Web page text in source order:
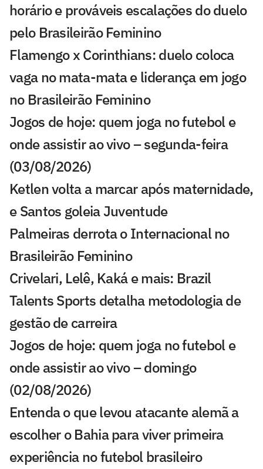
horário e prováveis escalações do duelo
pelo Brasileirão Feminino
Flamengo x Corinthians: duelo coloca
vaga no mata-mata e liderança em jogo
no Brasileirão Feminino
Jogos de hoje: quem joga no futebol e
onde assistir ao vivo – segunda-feira
(03/08/2026)
Ketlen volta a marcar após maternidade,
e Santos goleia Juventude
Palmeiras derrota o Internacional no
Brasileirão Feminino
Crivelari, Lelê, Kaká e mais: Brazil
Talents Sports detalha metodologia de
gestão de carreira
Jogos de hoje: quem joga no futebol e
onde assistir ao vivo – domingo
(02/08/2026)
Entenda o que levou atacante alemã a
escolher o Bahia para viver primeira
experiência no futebol brasileiro